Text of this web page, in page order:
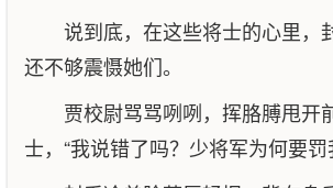
说到底，在这些将士的心里，
还不够震慑她们。
贾校尉骂骂咧咧，挥胳膊甩开
士，“我说错了吗？少将军为何要罚